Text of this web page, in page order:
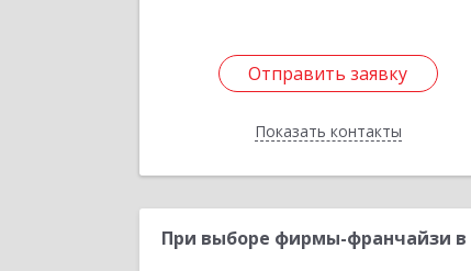
Отправить заявку
Показать контакты
Отправить заявку
Назад
При выборе фирмы-франчайзи в